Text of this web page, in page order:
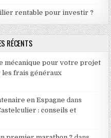
rentable pour investir ?
RÉCENTS
mécanique pour votre projet
les frais généraux
en Espagne dans
: conseils et